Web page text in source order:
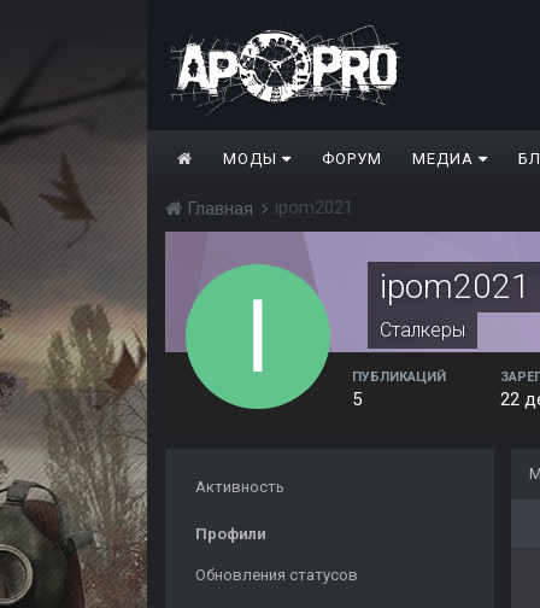
МОДЫ ФОРУМ МЕДИА
Главная ipom2021
ipom2021
Сталкеры
ПУБЛИКАЦИЙ
5 22
Активность
Профили
Обновления статусов